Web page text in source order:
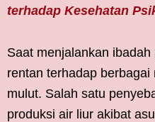
terhadap Kesehatan
Saat menjalankan
rentan terhadap
mulut. Salah satu
produksi air liur akibat